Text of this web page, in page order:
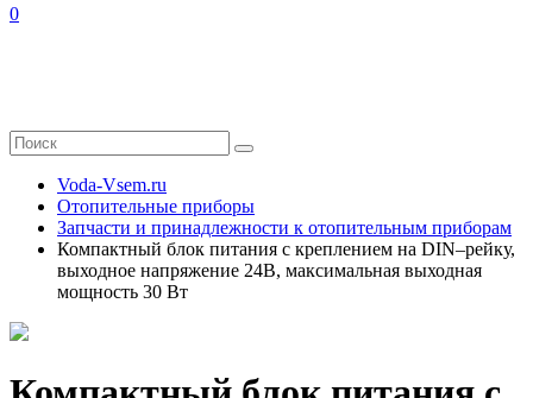
0
Voda-Vsem.ru
Отопительные приборы
Запчасти и принадлежности к отопительным приборам
Компактный блок питания с креплением на DIN–рейку,
выходное напряжение 24В, максимальная выходная
мощность 30 Вт